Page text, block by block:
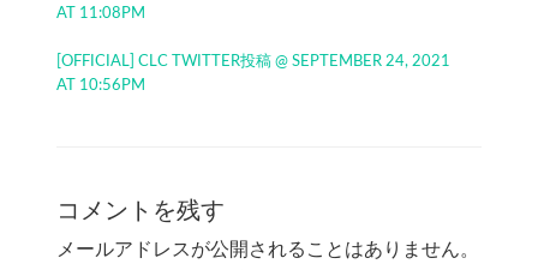
AT 11:08PM
[OFFICIAL] CLC TWITTER投稿 @ SEPTEMBER 24, 2021
AT 10:56PM
コメントを残す
メールアドレスが公開されることはありません。